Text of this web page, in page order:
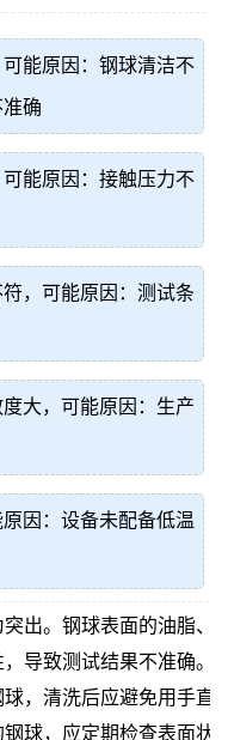
能原因：钢球清洁不
确
能原因：接触压力不
，可能原因：测试条
大，可能原因：生产
因：设备未配备低温
出。钢球表面的油脂、
导致测试结果不准确。
，清洗后应避免用手直
球，应定期检查表面状